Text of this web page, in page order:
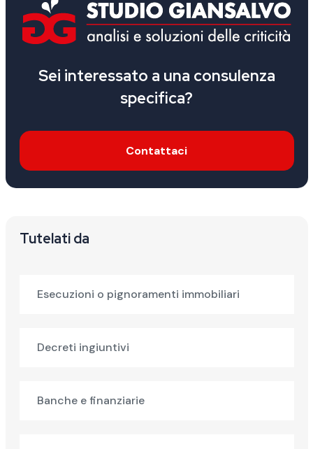
Sei interessato a una consulenza
specifica?
Contattaci
Tutelati da
Esecuzioni o pignoramenti immobiliari
Decreti ingiuntivi
Banche e finanziarie